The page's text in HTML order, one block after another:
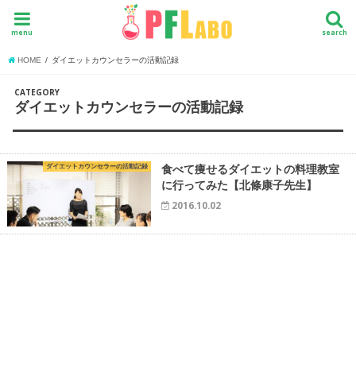
search
menu
HOME ダイエットカウンセラーの活動記録
CATEGORY
ダイエットカウンセラーの活動記録
ダイエットカウンセラーの活動記録
食べて痩せるダイエットの料理教室
に行ってみた【北條康子先生】
2016.10.02